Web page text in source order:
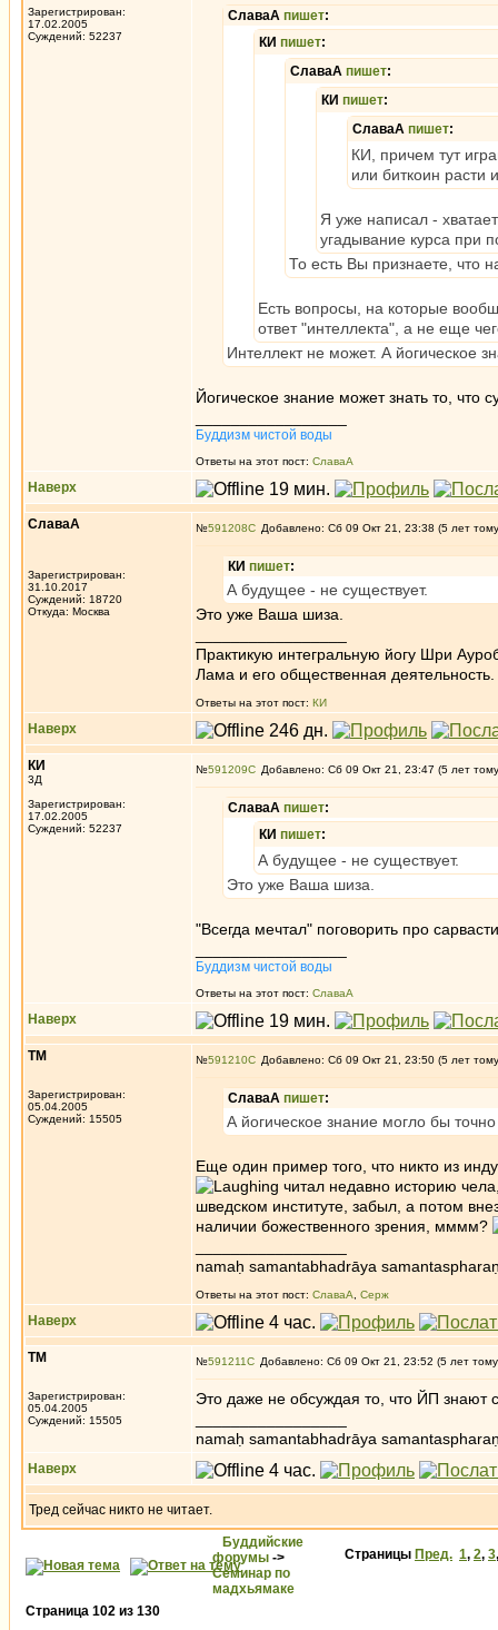
Зарегистрирован:
17.02.2005
Суждений: 52237
СлаваА пишет:
КИ пишет:
СлаваА пишет:
КИ пишет:
СлаваА пишет:
КИ, причем тут
или биткоин расти
Я уже написал -
угадывание курса при
То есть Вы признаете, что
Есть вопросы, на которые
ответ "интеллекта", а не еще
Интеллект не может. А йогическое
Йогическое знание может знать то, что
Буддизм чистой воды
Ответы на этот пост: СлаваА
Наверх
СлаваА
Зарегистрирован:
31.10.2017
Суждений: 18720
Откуда: Москва
№591208 Добавлено: Сб 09 Окт 21, 23:38 (5 лет
КИ пишет:
А будущее - не существует.
Это уже Ваша шиза.
Практикую интегральную йогу Шри
Лама и его общественная деятельность.
Ответы на этот пост: КИ
Наверх
КИ
3Д
Зарегистрирован:
17.02.2005
Суждений: 52237
№591209 Добавлено: Сб 09 Окт 21, 23:47 (5 лет
СлаваА пишет:
КИ пишет:
А будущее - не существует.
Это уже Ваша шиза.
"Всегда мечтал" поговорить про
Буддизм чистой воды
Ответы на этот пост: СлаваА
Наверх
ТМ
Зарегистрирован:
05.04.2005
Суждений: 15505
№591210 Добавлено: Сб 09 Окт 21, 23:50 (5 лет
СлаваА пишет:
А йогическое знание могло бы
Еще один пример того, что никто из
читал недавно историю
шведском институте, забыл, а потом
наличии божественного зрения, мммм?
namaḥ samantabhadrāya
Ответы на этот пост: СлаваА Серж
Наверх
ТМ
Зарегистрирован:
05.04.2005
Суждений: 15505
№591211 Добавлено: Сб 09 Окт 21, 23:52 (5 лет
Это даже не обсуждая то, что ЙП знают
namaḥ samantabhadrāya
Наверх
Тред сейчас никто не читает.
Буддийские
форумы ->
Семинар по
мадхьямаке
Страницы Пред. 1, 2, 3
Страница 102 из 130